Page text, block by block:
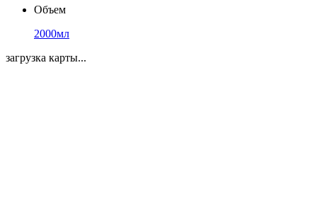
Объем
2000мл
загрузка карты...